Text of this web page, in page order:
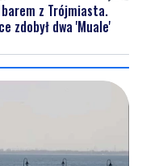
z Trójmiasta.
zdobył dwa 'Muale'